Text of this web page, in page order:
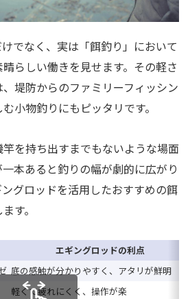
でなく、実は「餌釣り」において
らしい働きを見せます。その軽さ
堤防からのファミリーフィッシン
小物釣りにもピッタリです。
を持ち出すまでもないような場面
本あると釣りの幅が劇的に広がり
グロッドを活用したおすすめの餌
す。
エギングロッドの利点
底の感触が分かりやすく、アタリが鮮明
軽くて疲れにくく、操作が楽